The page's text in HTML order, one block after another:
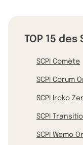
TOP 15
SCPI Comète
SCPI Corum
SCPI Iroko
SCPI
SCPI Wemo